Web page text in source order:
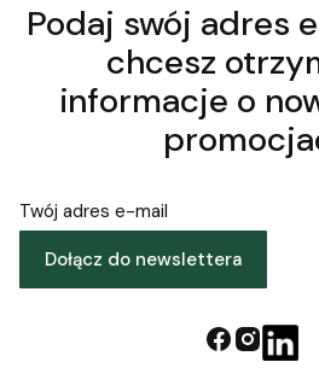
Podaj swój adres
chcesz
informacje o
Twój adres e-mail
Dołącz do newslettera